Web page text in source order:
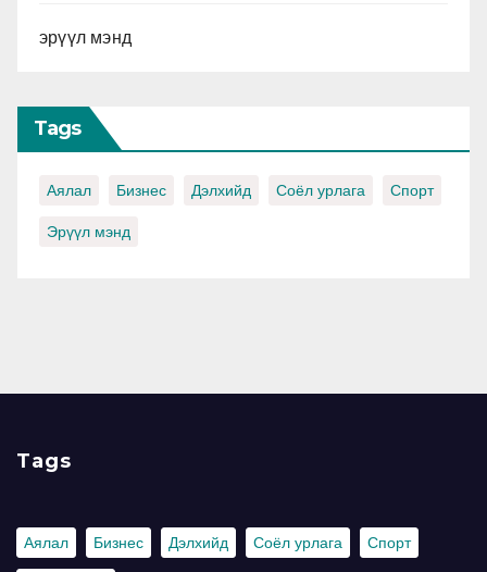
эрүүл мэнд
Tags
Аялал Бизнес Дэлхийд Соёл урлага Спорт
Эрүүл мэнд
Tags
Аялал Бизнес Дэлхийд Соёл урлага Спорт